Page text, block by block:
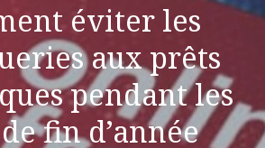
éviter les
aux prêts
pendant les
fin d’année